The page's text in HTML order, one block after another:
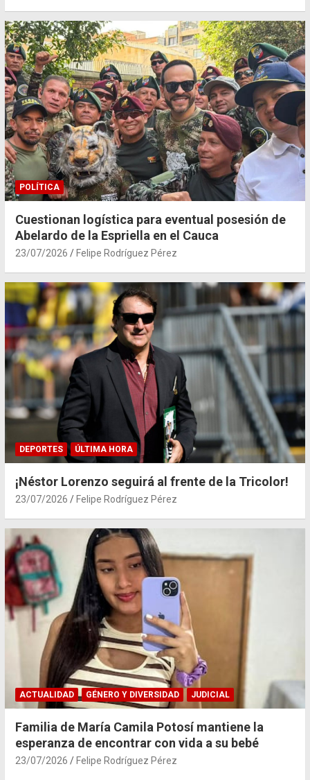
POLÍTICA
Cuestionan logística para eventual posesión de
Abelardo de la Espriella en el Cauca
23/07/2026 Felipe Rodríguez Pérez
DEPORTES ÚLTIMA HORA
¡Néstor Lorenzo seguirá al frente de la Tricolor!
23/07/2026 Felipe Rodríguez Pérez
ACTUALIDAD GÉNERO Y DIVERSIDAD JUDICIAL
Familia de María Camila Potosí mantiene la
esperanza de encontrar con vida a su bebé
23/07/2026 Felipe Rodríguez Pérez